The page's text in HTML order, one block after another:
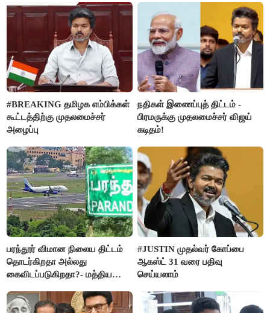
செய்த கொடூரம்
#BREAKING தமிழக எம்பிக்கள்
கூட்டத்திற்கு முதலமைச்சர்
அழைப்பு
நதிகள் இணைப்புத் திட்டம் -
பிரமருக்கு முதலமைச்சர் விஜய்
கடிதம்!
பரந்தூர் விமான நிலைய திட்டம்
தொடர்கிறதா அல்லது
கைவிடப்படுகிறதா?- மத்திய
#JUSTIN முதல்வர் கோப்பை
ஆகஸ்ட் 31 வரை பதிவு
செய்யலாம்